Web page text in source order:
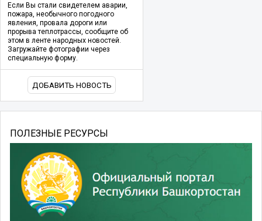
Если Вы стали свидетелем аварии,
пожара, необычного погодного
явления, провала дороги или
прорыва теплотрассы, сообщите об
этом в ленте народных новостей.
Загружайте фотографии через
специальную форму.
ДОБАВИТЬ НОВОСТЬ
ПОЛЕЗНЫЕ РЕСУРСЫ